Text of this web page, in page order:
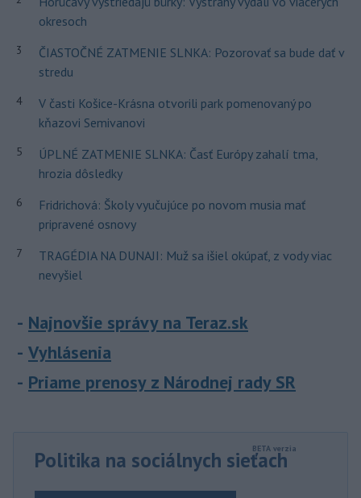
okresoch
3
ČIASTOČNÉ ZATMENIE SLNKA: Pozorovať sa bude dať v
stredu
4
V časti Košice-Krásna otvorili park pomenovaný po
kňazovi Semivanovi
5
ÚPLNÉ ZATMENIE SLNKA: Časť Európy zahalí tma,
hrozia dôsledky
6
Fridrichová: Školy vyučujúce po novom musia mať
pripravené osnovy
7
TRAGÉDIA NA DUNAJI: Muž sa išiel okúpať, z vody viac
nevyšiel
Najnovšie správy na Teraz.sk
Vyhlásenia
Priame prenosy z Národnej rady SR
Politika na sociálnych sieťach